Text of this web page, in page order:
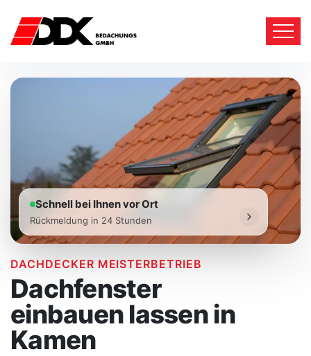
DACHDECKER MEISTERBETRIEB
Dachfenster
einbauen lassen in
Kamen
Schnell bei Ihnen vor Ort
Rückmeldung in 24 Stunden